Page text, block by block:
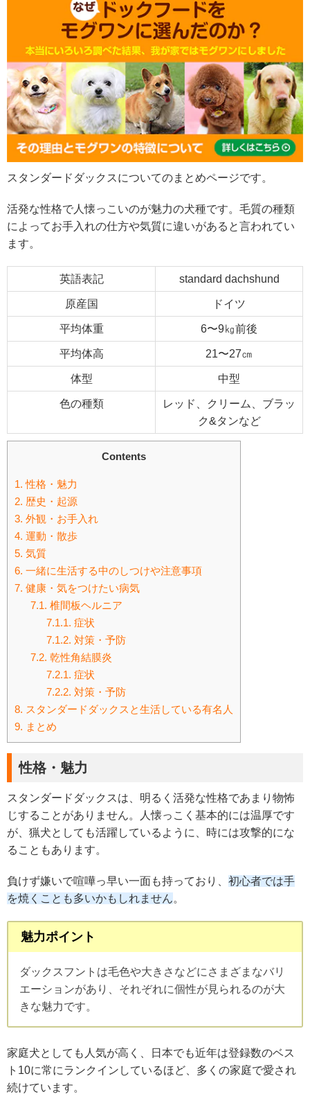
スタンダードダックスについてのまとめページです。
活発な性格で人懐っこいのが魅力の犬種です。毛質の種類
によってお手入れの仕方や気質に違いがあると言われてい
ます。
英語表記 standard dachshund
原産国 ドイツ
平均体重 6〜9㎏前後
平均体高 21〜27㎝
体型 中型
色の種類
レッド、クリーム、ブラッ
ク&タンなど
Contents
1. 性格・魅力
2. 歴史・起源
3. 外観・お手入れ
4. 運動・散歩
5. 気質
6. 一緒に生活する中のしつけや注意事項
7. 健康・気をつけたい病気
7.1. 椎間板ヘルニア
7.1.1. 症状
7.1.2. 対策・予防
7.2. 乾性角結膜炎
7.2.1. 症状
7.2.2. 対策・予防
8. スタンダードダックスと生活している有名人
9. まとめ
性格・魅力
スタンダードダックスは、明るく活発な性格であまり物怖
じすることがありません。人懐っこく基本的には温厚です
が、猟犬としても活躍しているように、時には攻撃的にな
ることもあります。
負けず嫌いで喧嘩っ早い一面も持っており、 初心者では手
を焼くことも多いかもしれません。
魅力ポイント
ダックスフントは毛色や大きさなどにさまざまなバリ
エーションがあり、それぞれに個性が見られるのが大
きな魅力です。
家庭犬としても人気が高く、日本でも近年は登録数のベス
ト10に常にランクインしているほど、多くの家庭で愛され
続けています。